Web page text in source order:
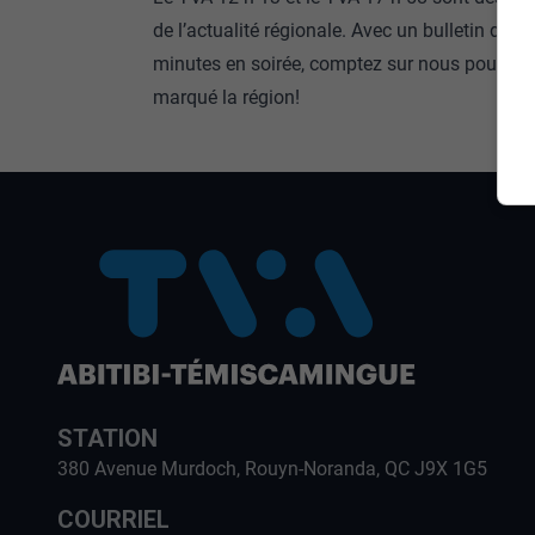
de l’actualité régionale. Avec un bulletin de
minutes en soirée, comptez sur nous pour
marqué la région!
STATION
380 Avenue Murdoch, Rouyn-Noranda, QC J9X 1G5
COURRIEL